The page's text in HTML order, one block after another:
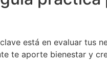
está en evaluar tus
te aporte bienestar y